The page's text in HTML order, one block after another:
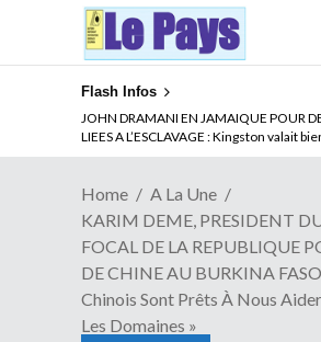
Flash Infos
ABSENCE PROLONGEE DE PAUL BIYA
Qui pilote le Cameroun ?
Home
A La Une
KARIM DEME, PRESIDENT
FOCAL DE LA REPUBLIQUE
DE CHINE AU BURKINA FASO
Chinois Sont Prêts À Nous
Les Domaines »